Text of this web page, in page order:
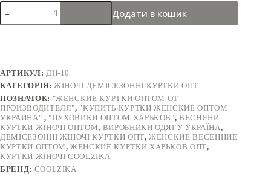
куртка
жіноча
демісезонна
Додати в кошик
АРТИКУЛ: ДН-10
КАТЕГОРІЯ:ЖІНОЧІ ДЕМІСЕЗОННІ КУРТКИ ОПТ
ПОЗНАЧОК: "ЖЕНСКИЕ КУРТКИ ОПТОМ ОТ
ПРОИЗВОДИТЕЛЯ", "КУПИТЬ КУРТКИ ЖЕНСКИЕ ОПТОМ
УКРАИНА"., "ПУХОВИКИ ОПТОМ ХАРЬКОВ",ВЕСНЯНИ
КУРТКИ ЖІНОЧІ ОПТОМ, ВИРОБНИКИ ОДЯГУ УКРАЇНА,
ДЕМІСЕЗОННІ ЖІНОЧІ КУРТКИ ОПТ,ЖЕНСКИЕ ВЕСЕННИЕ
КУРТКИ ОПТОМ,ЖЕНСКИЕ КУРТКИ ХАРЬКОВ ОПТ,
КУРТКИ ЖІНОЧІ COOLZIKA
БРЕНД: COOLZIKA